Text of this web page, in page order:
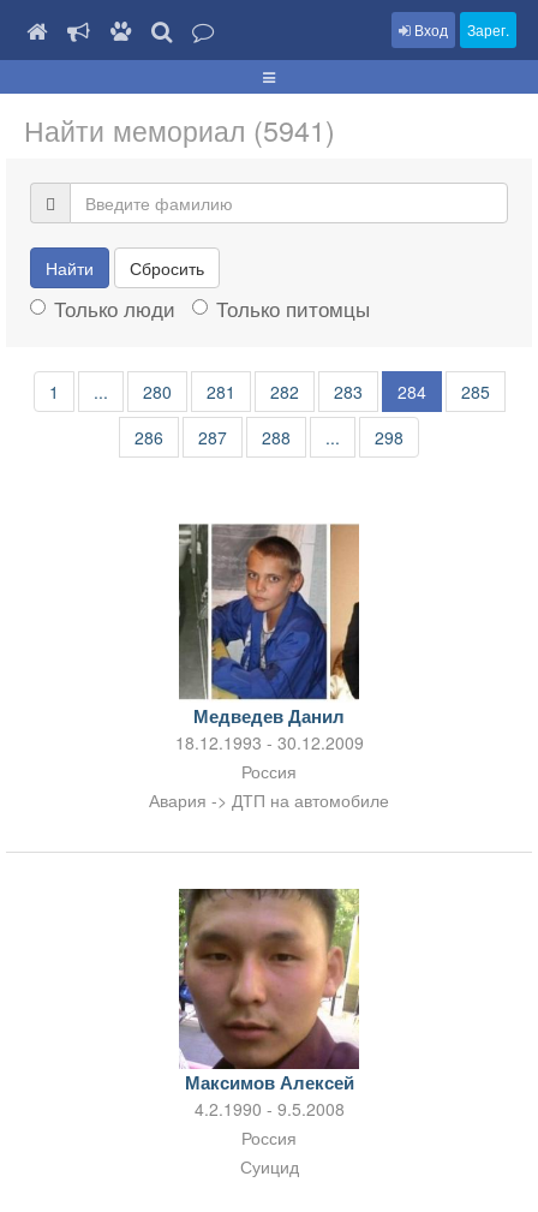
Вход Зарег.
Найти мемориал (5941)
Найти Сбросить
Только люди Только питомцы
1 ... 280 281 282 283 284
285
286
287 288 ... 298
Медведев Данил
18.12.1993 - 30.12.2009
Россия
Авария -> ДТП на автомобиле
Максимов Алексей
4.2.1990 - 9.5.2008
Россия
Суицид